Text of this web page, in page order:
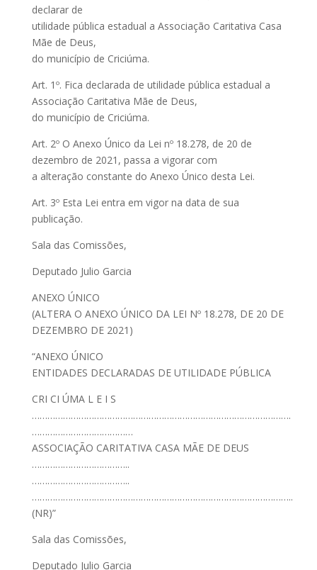
declarar de
utilidade pública estadual a Associação Caritativa Casa
Mãe de Deus,
do município de Criciúma.
Art. 1º. Fica declarada de utilidade pública estadual a
Associação Caritativa Mãe de Deus,
do município de Criciúma.
Art. 2º O Anexo Único da Lei nº 18.278, de 20 de
dezembro de 2021, passa a vigorar com
a alteração constante do Anexo Único desta Lei.
Art. 3º Esta Lei entra em vigor na data de sua
publicação.
Sala das Comissões,
Deputado Julio Garcia
ANEXO ÚNICO
(ALTERA O ANEXO ÚNICO DA LEI Nº 18.278, DE 20 DE
DEZEMBRO DE 2021)
“ANEXO ÚNICO
ENTIDADES DECLARADAS DE UTILIDADE PÚBLICA
CRI CI ÚMA L E I S
……………………………………………………………………………………….
…………………………………
ASSOCIAÇÃO CARITATIVA CASA MÃE DE DEUS
………………………………..
………………………………..
………………………………………………………………………………………..
(NR)”
Sala das Comissões,
Deputado Julio Garcia